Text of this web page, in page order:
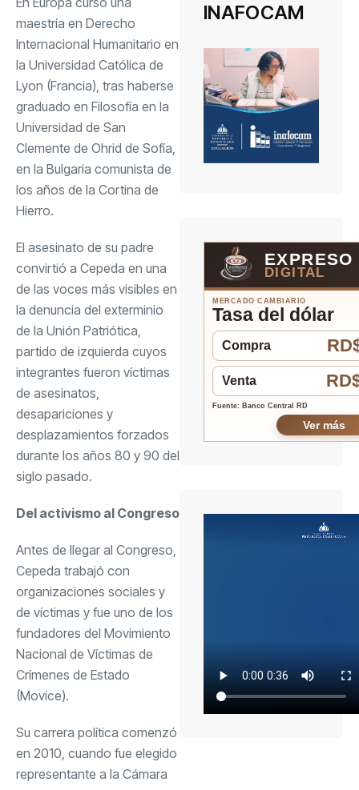
maestría en Derecho
Internacional Humanitario en
la Universidad Católica de
Lyon (Francia), tras haberse
graduado en Filosofía en la
Universidad de San
Clemente de Ohrid de Sofía,
en la Bulgaria comunista de
los años de la Cortina de
Hierro.
El asesinato de su padre
convirtió a Cepeda en una
de las voces más visibles en
la denuncia del exterminio
de la Unión Patriótica,
partido de izquierda cuyos
integrantes fueron víctimas
de asesinatos,
desapariciones y
desplazamientos forzados
durante los años 80 y 90 del
siglo pasado.
Del activismo al Congreso
Antes de llegar al Congreso,
Cepeda trabajó con
organizaciones sociales y
de víctimas y fue uno de los
fundadores del Movimiento
Nacional de Víctimas de
Crímenes de Estado
(Movice).
Su carrera política comenzó
en 2010, cuando fue elegido
representante a la Cámara
INAFOCAM
EXPRESO
DIGITAL
MERCADO CAMBIARIO
Tasa del dólar
Compra
Venta
Fuente: Banco Central RD
Ver más